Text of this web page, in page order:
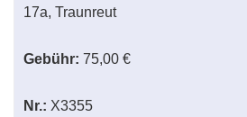
17a, Traunreut
Gebühr: 75,00 €
Nr.: X3355